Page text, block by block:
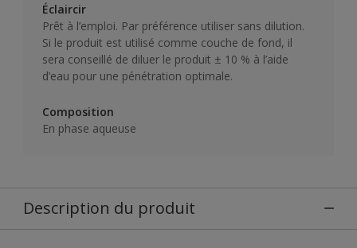
Éclaircir
Prêt à l’emploi. Par préférence utiliser sans dilution.
Si le produit est utilisé comme couche de fond, il
sera conseillé de diluer le produit ± 10 % à l’aide
d’eau pour une pénétration optimale.
Composition
En phase aqueuse
Description du produit